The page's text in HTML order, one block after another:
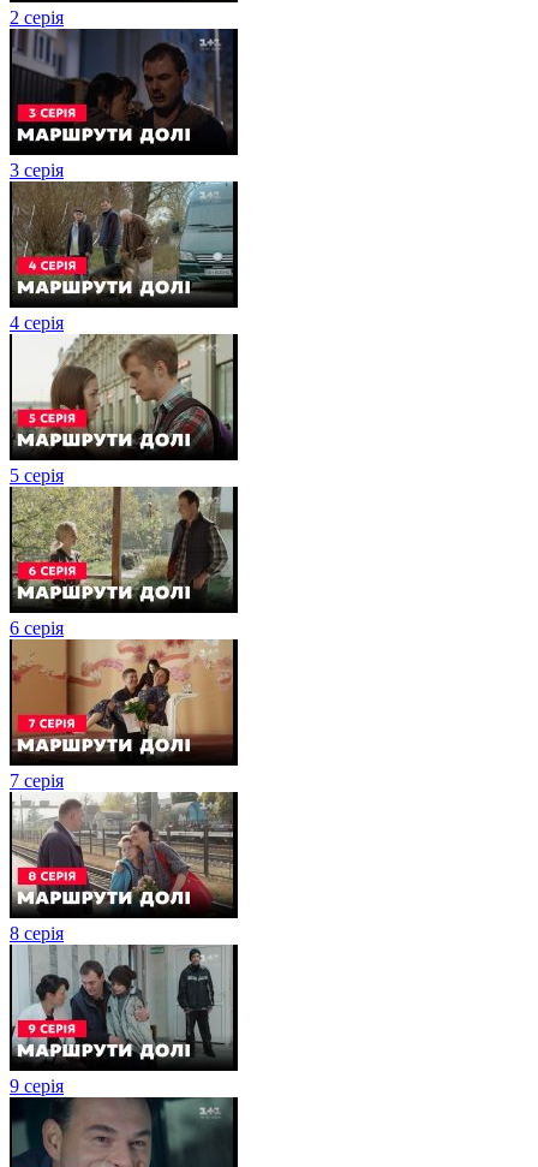
2 серія
3 серія
4 серія
5 серія
6 серія
7 серія
8 серія
9 серія